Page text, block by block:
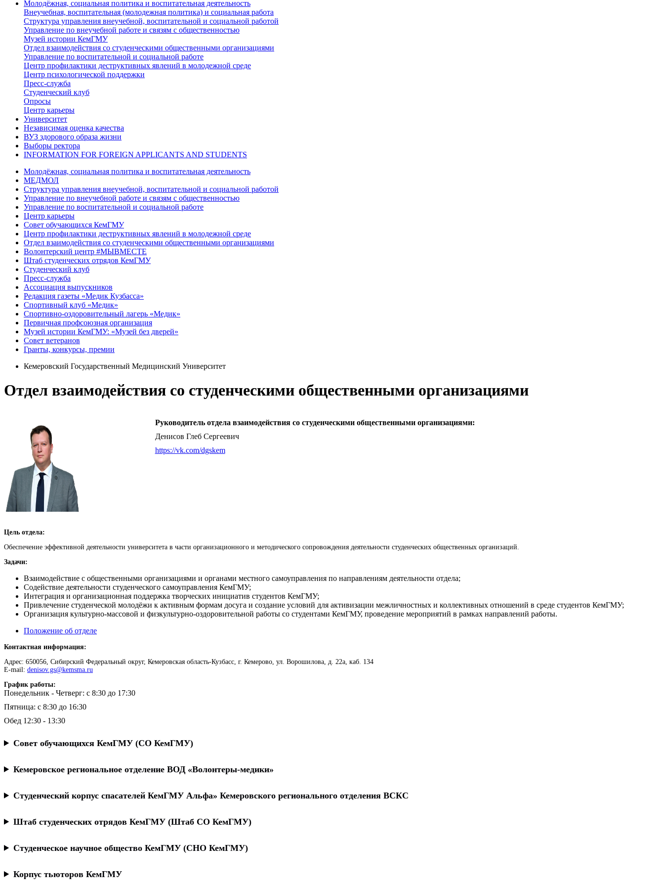
Молодёжная, социальная политика и воспитательная деятельность
Внеучебная, воспитательная (молодежная политика) и социальная работа
Структура управления внеучебной, воспитательной и социальной работой
Управление по внеучебной работе и связям с общественностью
Музей истории КемГМУ
Отдел взаимодействия со студенческими общественными организациями
Управление по воспитательной и социальной работе
Центр профилактики деструктивных явлений в молодежной среде
Центр психологической поддержки
Пресс-служба
Студенческий клуб
Опросы
Центр карьеры
Университет
Независимая оценка качества
ВУЗ здорового образа жизни
Выборы ректора
INFORMATION FOR FOREIGN APPLICANTS AND STUDENTS
Молодёжная, социальная политика и воспитательная деятельность
МЕДМОЛ
Структура управления внеучебной, воспитательной и социальной работой
Управление по внеучебной работе и связям с общественностью
Управление по воспитательной и социальной работе
Центр карьеры
Совет обучающихся КемГМУ
Центр профилактики деструктивных явлений в молодежной среде
Отдел взаимодействия со студенческими общественными организациями
Волонтерский центр #МЫВМЕСТЕ
Штаб студенческих отрядов КемГМУ
Студенческий клуб
Пресс-служба
Ассоциация выпускников
Редакция газеты «Медик Кузбасса»
Спортивный клуб «Медик»
Спортивно-оздоровительный лагерь «Медик»
Первичная профсоюзная организация
Музей истории КемГМУ: «Музей без дверей»
Совет ветеранов
Гранты, конкурсы, премии
Кемеровский Государственный Медицинский Университет
Отдел взаимодействия со студенческими общественными организациями
Руководитель отдела взаимодействия со студенческими общественными организациями:
Денисов Глеб Сергеевич
https://vk.com/dgskem
Цель отдела:
Обеспечение эффективной деятельности университета в части организационного и методического сопровождения деятельности студенческих общественных организаций.
Задачи:
Взаимодействие с общественными организациями и органами местного самоуправления по направлениям деятельности отдела;
Содействие деятельности студенческого самоуправления КемГМУ;
Интеграция и организационная поддержка творческих инициатив студентов КемГМУ;
Привлечение студенческой молодёжи к активным формам досуга и создание условий для активизации межличностных и коллективных отношений в среде студентов КемГМУ;
Организация культурно-массовой и физкультурно-оздоровительной работы со студентами КемГМУ, проведение мероприятий в рамках направлений работы.
Положение об отделе
Контактная информация:
Адрес: 650056, Сибирский Федеральный округ, Кемеровская область-Кузбасс, г. Кемерово, ул. Ворошилова, д. 22а, каб. 134
E-mail: denisov.gs@kemsma.ru
График работы:
Понедельник - Четверг: с 8:30 до 17:30
Пятница: с 8:30 до 16:30
Обед 12:30 - 13:30
Совет обучающихся КемГМУ (СО КемГМУ)
Кемеровское региональное отделение ВОД «Волонтеры-медики»
Студенческий корпус спасателей КемГМУ Альфа» Кемеровского регионального отделения ВСКС
Штаб студенческих отрядов КемГМУ (Штаб СО КемГМУ)
Студенческое научное общество КемГМУ (СНО КемГМУ)
Корпус тьюторов КемГМУ